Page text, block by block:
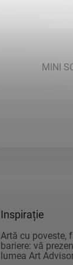
MINI
Inspirație
Artă cu poveste,
bariere: vă
lumea Art